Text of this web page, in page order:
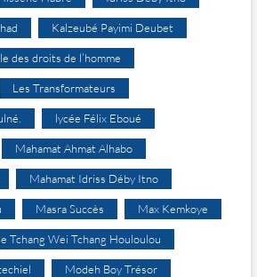
Kalzeubé Payimi Deubet
des droits de l’homme
Les Transformateurs
lycée Félix Eboué
Mahamat Ahmat Alhabo
Mahamat Idriss Déby Itno
Masra Succès Max Kemkoye
Tchang Wei Tchang Houloulou
Modeh Boy Trésor